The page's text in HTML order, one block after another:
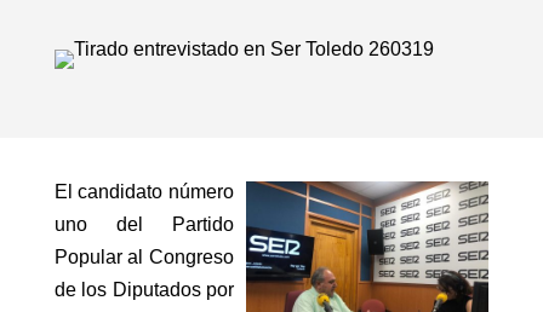
El candidato número
uno del Partido
Popular al Congreso
de los Diputados por